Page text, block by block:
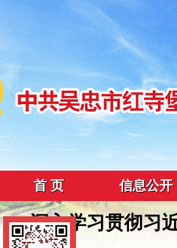
首 页 信息公开
深入学习贯彻习